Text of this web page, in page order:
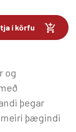
í körfu
og
þegar
þægindi